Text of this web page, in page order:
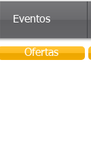
Eventos
Ofertas